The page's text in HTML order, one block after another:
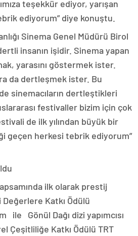
teşekkür ediyor, yarışan
ediyorum” diye konuştu.
Sinema Genel Müdürü Birol
insanın işidir. Sinema yapan
yarasını göstermek ister.
da dertleşmek ister. Bu
sinemacıların dertleştikleri
festivaller bizim için çok
de ilk yılından büyük bir
geçen herkesi tebrik ediyorum”
ilk olarak prestij
Katkı Ödülü
ile Gönül Dağı dizi yapımcısı
Çeşitliliğe Katkı Ödülü TRT